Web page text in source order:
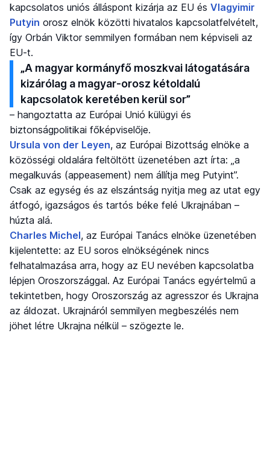
kapcsolatos uniós álláspont kizárja az EU és Vlagyimir
Putyin orosz elnök közötti hivatalos kapcsolatfelvételt,
így Orbán Viktor semmilyen formában nem képviseli az
EU-t.
„A magyar kormányfő moszkvai látogatására
kizárólag a magyar-orosz kétoldalú
kapcsolatok keretében kerül sor”
– hangoztatta az Európai Unió külügyi és
biztonságpolitikai főképviselője.
Ursula von der Leyen, az Európai Bizottság elnöke a
közösségi oldalára feltöltött üzenetében azt írta: „a
megalkuvás (appeasement) nem állítja meg Putyint”.
Csak az egység és az elszántság nyitja meg az utat egy
átfogó, igazságos és tartós béke felé Ukrajnában –
húzta alá.
Charles Michel, az Európai Tanács elnöke üzenetében
kijelentette: az EU soros elnökségének nincs
felhatalmazása arra, hogy az EU nevében kapcsolatba
lépjen Oroszországgal. Az Európai Tanács egyértelmű a
tekintetben, hogy Oroszország az agresszor és Ukrajna
az áldozat. Ukrajnáról semmilyen megbeszélés nem
jöhet létre Ukrajna nélkül – szögezte le.